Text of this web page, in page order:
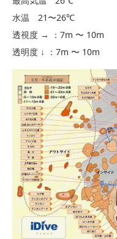
水温 21〜26℃
透視度 → ：7m 〜 10m
透明度 ↓ ：7m 〜 10m